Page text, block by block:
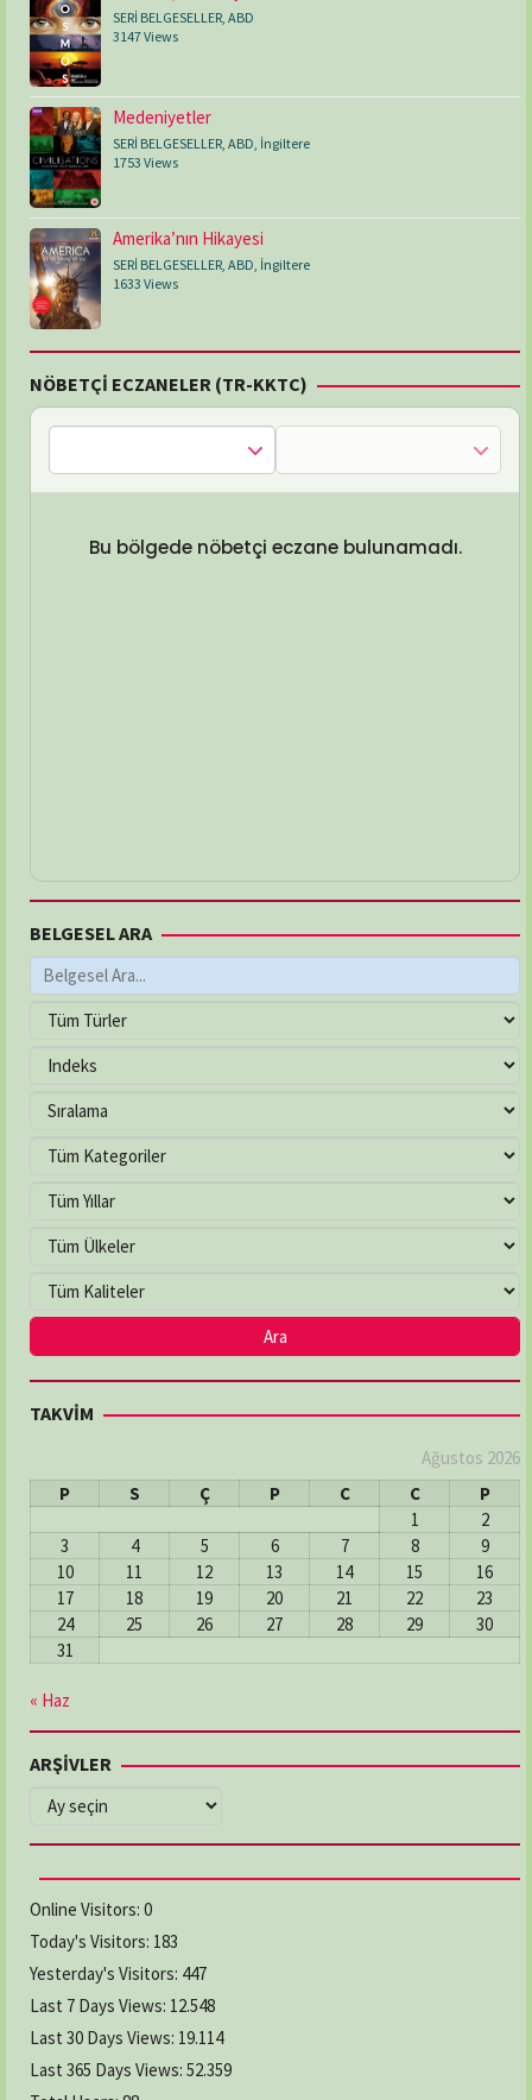
SERİ BELGESELLER ABD
3147 Views
Medeniyetler
SERİ BELGESELLER ABD İngiltere
1753 Views
Amerika’nın Hikayesi
SERİ BELGESELLER ABD İngiltere
1633 Views
NÖBETÇİ ECZANELER (TR-KKTC)
Bu bölgede nöbetçi eczane bulunamadı.
BELGESEL ARA
TAKVİM
Ağustos 2026
P
S Ç P C C
P
1
2
3
4 5 6 7 8
9
10
11 12 13 14 15
16
17
18 19 20 21 22
23
24
25 26 27 28 29
30
31
« Haz
ARŞİVLER
ARŞİVLER
Online Visitors: 0
Today's Visitors: 183
Yesterday's Visitors: 447
Last 7 Days Views: 12.548
Last 30 Days Views: 19.114
Last 365 Days Views: 52.359